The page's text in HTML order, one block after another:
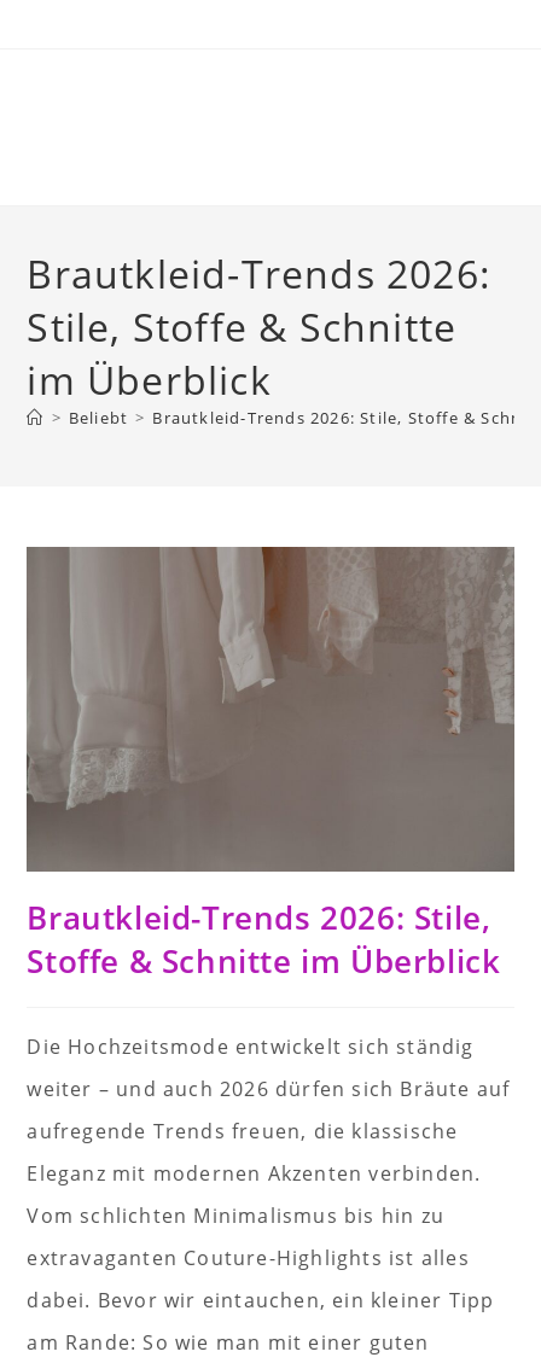
Brautkleid-Trends 2026:
Stile, Stoffe & Schnitte
im Überblick
> Beliebt > Brautkleid-Trends 2026: Stile, Stoffe &
Brautkleid-Trends 2026: Stile,
Stoffe & Schnitte im Überblick
Die Hochzeitsmode entwickelt sich ständig
weiter – und auch 2026 dürfen sich Bräute auf
aufregende Trends freuen, die klassische
Eleganz mit modernen Akzenten verbinden.
Vom schlichten Minimalismus bis hin zu
extravaganten Couture-Highlights ist alles
dabei. Bevor wir eintauchen, ein kleiner Tipp
am Rande: So wie man mit einer guten